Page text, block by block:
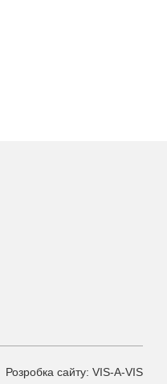
Розробка сайту: VIS-A-VIS